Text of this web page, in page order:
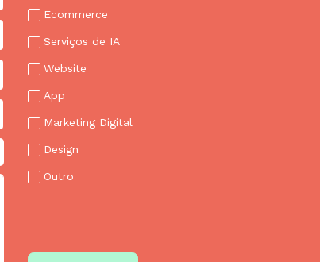
Ecommerce
Serviços de IA
Website
App
Marketing Digital
Design
Outro